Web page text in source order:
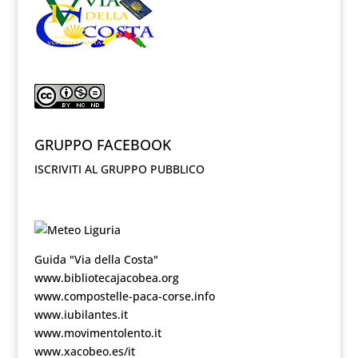
GRUPPO FACEBOOK
ISCRIVITI AL GRUPPO PUBBLICO
Guida "Via della Costa"
www.bibliotecajacobea.org
www.compostelle-paca-corse.info
www.iubilantes.it
www.movimentolento.it
www.xacobeo.es/it